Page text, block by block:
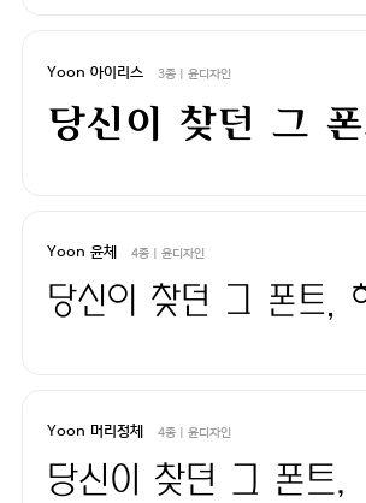
Yoon 아이리스 3종 | 윤디자인
Yoon 윤체 4종 | 윤디자인
Yoon 머리정체 4종 | 윤디자인